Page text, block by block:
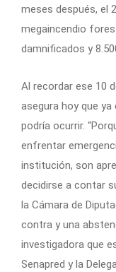
meses después, el
megaincendio
damnificados y
Al recordar ese 10
asegura hoy que
podría ocurrir.
enfrentar
institución, son
decidirse a contar
la Cámara de
contra y una
investigadora que
Senapred y la